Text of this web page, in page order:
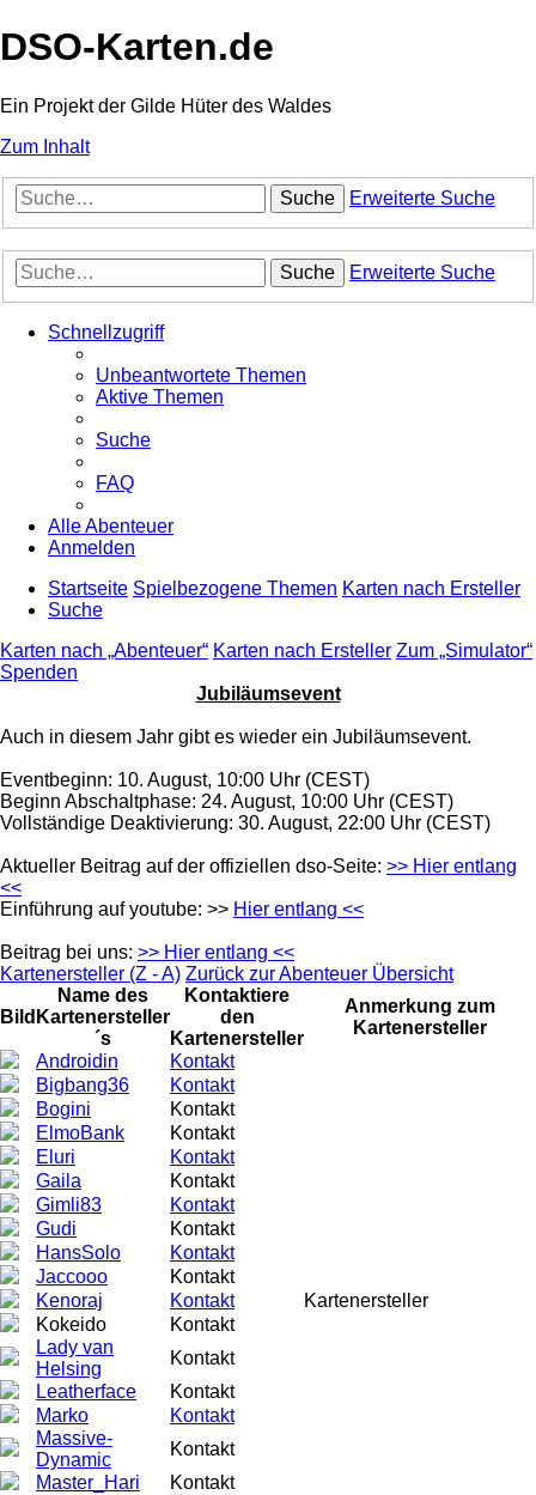
DSO-Karten.de
Ein Projekt der Gilde Hüter des Waldes
Zum Inhalt
Suche Erweiterte Suche
Suche Erweiterte Suche
Schnellzugriff
Unbeantwortete Themen
Aktive Themen
Suche
FAQ
Alle Abenteuer
Anmelden
Startseite Spielbezogene Themen Karten nach Ersteller
Suche
Karten nach „Abenteuer“ Karten nach Ersteller Zum „Simulator“
Spenden
Jubiläumsevent
Auch in diesem Jahr gibt es wieder ein Jubiläumsevent.
Eventbeginn: 10. August, 10:00 Uhr (CEST)
Beginn Abschaltphase: 24. August, 10:00 Uhr (CEST)
Vollständige Deaktivierung: 30. August, 22:00 Uhr (CEST)
Aktueller Beitrag auf der offiziellen dso-Seite: >> Hier entlang
<<
Einführung auf youtube: >> Hier entlang <<
Beitrag bei uns: >> Hier entlang <<
Kartenersteller (Z - A) Zurück zur Abenteuer Übersicht
Bild
Name des
Kartenersteller
´s
Kontaktiere
den
Kartenersteller
Anmerkung zum
Kartenersteller
Androidin
Kontakt
Bigbang36
Kontakt
Bogini
Kontakt
ElmoBank
Kontakt
Eluri
Kontakt
Gaila
Kontakt
Gimli83
Kontakt
Gudi
Kontakt
HansSolo
Kontakt
Jaccooo
Kontakt
Kenoraj
Kontakt
Kartenersteller
Kokeido
Kontakt
Lady van
Helsing
Kontakt
Leatherface
Kontakt
Marko
Kontakt
Massive-
Dynamic
Kontakt
Master_Hari
Kontakt